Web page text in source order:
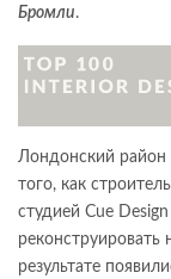
Бромли.
Лондонский
того, как
студией Cue Design
результате